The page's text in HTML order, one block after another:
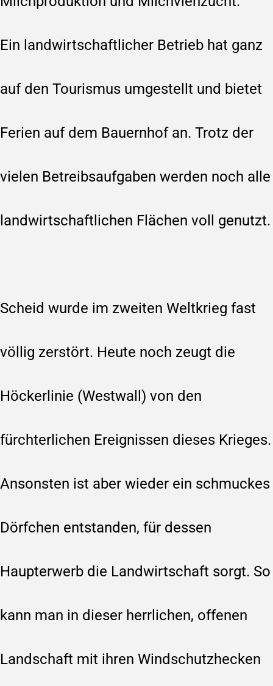
Ein landwirtschaftlicher Betrieb hat ganz
auf den Tourismus umgestellt und bietet
Ferien auf dem Bauernhof an. Trotz der
vielen Betreibsaufgaben werden noch alle
landwirtschaftlichen Flächen voll genutzt.
Scheid wurde im zweiten Weltkrieg fast
völlig zerstört. Heute noch zeugt die
Höckerlinie (Westwall) von den
fürchterlichen Ereignissen dieses Krieges.
Ansonsten ist aber wieder ein schmuckes
Dörfchen entstanden, für dessen
Haupterwerb die Landwirtschaft sorgt. So
kann man in dieser herrlichen, offenen
Landschaft mit ihren Windschutzhecken